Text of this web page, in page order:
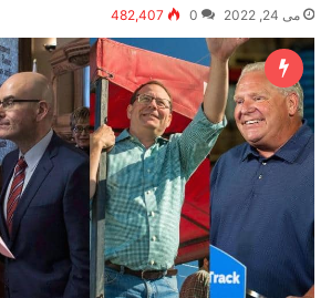
می 24, 2022 0
482,407